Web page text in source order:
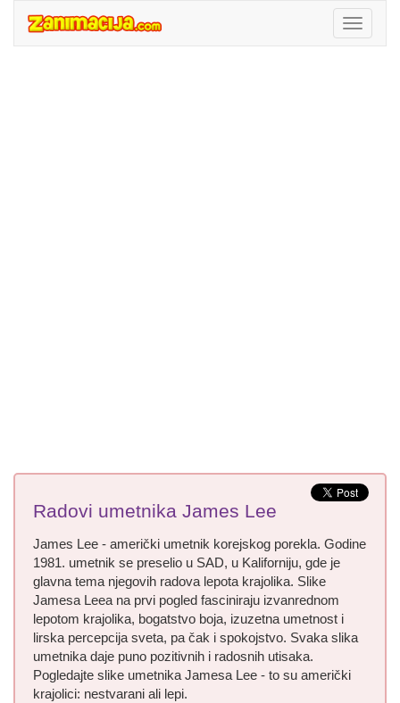
Radovi umetnika James Lee
James Lee - američki umetnik korejskog porekla. Godine
1981. umetnik se preselio u SAD, u Kaliforniju, gde je
glavna tema njegovih radova lepota krajolika. Slike
Jamesa Leea na prvi pogled fasciniraju izvanrednom
lepotom krajolika, bogatstvo boja, izuzetna umetnost i
lirska percepcija sveta, pa čak i spokojstvo. Svaka slika
umetnika daje puno pozitivnih i radosnih utisaka.
Pogledajte slike umetnika Jamesa Lee - to su američki
krajolici: nestvarani ali lepi.